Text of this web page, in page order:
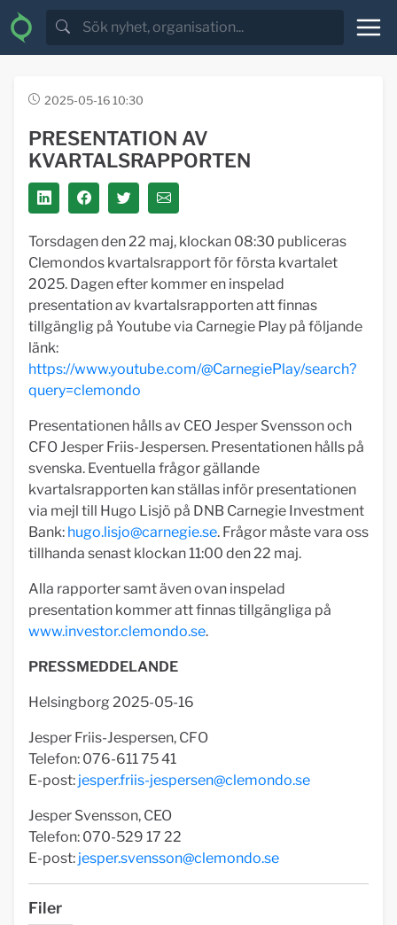
2025-05-16 10:30
PRESENTATION AV
KVARTALSRAPPORTEN
Torsdagen den 22 maj, klockan 08:30 publiceras
Clemondos kvartalsrapport för första kvartalet
2025. Dagen efter kommer en inspelad
presentation av kvartalsrapporten att finnas
tillgänglig på Youtube via Carnegie Play på följande
länk:
https://www.youtube.com/@CarnegiePlay/search?
query=clemondo
Presentationen hålls av CEO Jesper Svensson och
CFO Jesper Friis-Jespersen. Presentationen hålls på
svenska. Eventuella frågor gällande
kvartalsrapporten kan ställas inför presentationen
via mejl till Hugo Lisjö på DNB Carnegie Investment
Bank: hugo.lisjo@carnegie.se. Frågor måste vara oss
tillhanda senast klockan 11:00 den 22 maj.
Alla rapporter samt även ovan inspelad
presentation kommer att finnas tillgängliga på
www.investor.clemondo.se.
PRESSMEDDELANDE
Helsingborg 2025-05-16
Jesper Friis-Jespersen, CFO
Telefon: 076-611 75 41
E-post: jesper.friis-jespersen@clemondo.se
Jesper Svensson, CEO
Telefon: 070-529 17 22
E-post: jesper.svensson@clemondo.se
Filer